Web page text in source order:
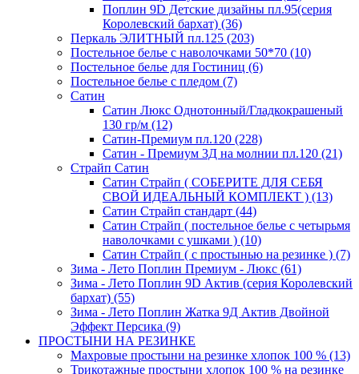
Поплин 9D Детские дизайны пл.95(серия
Королевский бархат) (36)
Перкаль ЭЛИТНЫЙ пл.125 (203)
Постельное белье с наволочками 50*70 (10)
Постельное белье для Гостиниц (6)
Постельное белье с пледом (7)
Сатин
Сатин Люкс Однотонный/Гладкокрашеный
130 гр/м (12)
Сатин-Премиум пл.120 (228)
Сатин - Премиум 3Д на молнии пл.120 (21)
Страйп Сатин
Сатин Страйп ( СОБЕРИТЕ ДЛЯ СЕБЯ
СВОЙ ИДЕАЛЬНЫЙ КОМПЛЕКТ ) (13)
Сатин Страйп стандарт (44)
Сатин Страйп ( постельное белье с четырьмя
наволочками с ушками ) (10)
Сатин Страйп ( с простынью на резинке ) (7)
Зима - Лето Поплин Премиум - Люкс (61)
Зима - Лето Поплин 9D Актив (серия Королевский
бархат) (55)
Зима - Лето Поплин Жатка 9Д Актив Двойной
Эффект Персика (9)
ПРОСТЫНИ НА РЕЗИНКЕ
Махровые простыни на резинке хлопок 100 % (13)
Трикотажные простыни хлопок 100 % на резинке